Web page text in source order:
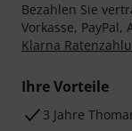
Bezahlen Sie
Vorkasse, PayPal,
Klarna
Ihre Vorteile
3 Jahre